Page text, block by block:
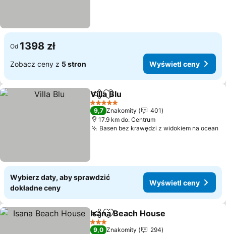
Od 1398 zł
Zobacz ceny z 5 stron Wyświetl ceny
UdostępnijDodaj do ulubionych
Villa Blu
5 Kategoria
9,7 Znakomity
401
17.9 km do: Centrum
Basen bez krawędzi z widokiem na ocean
Wybierz daty, aby sprawdzić
dokładne ceny
Wyświetl ceny
Udostępnij
Dodaj do ulubionych
Isana Beach House
3 Kategoria
9,0 Znakomity
294